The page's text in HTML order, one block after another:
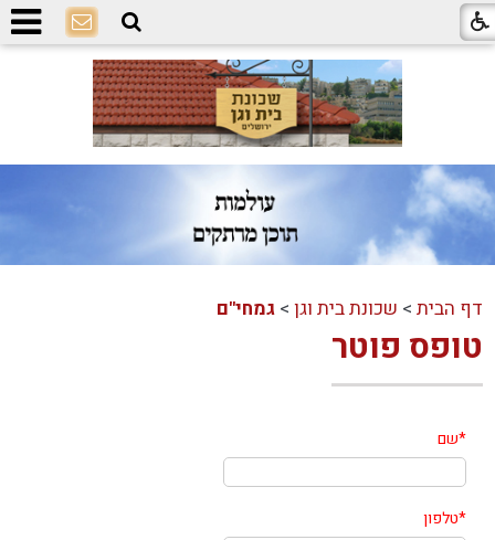
דף הבית > שכונת בית וגן >גמחי"ם
טופס פוטר
*שם
*טלפון